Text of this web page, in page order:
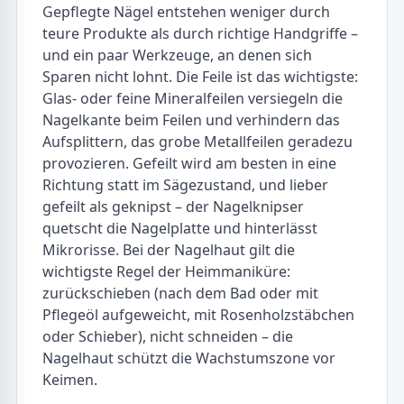
Gepflegte Nägel entstehen weniger durch
teure Produkte als durch richtige Handgriffe –
und ein paar Werkzeuge, an denen sich
Sparen nicht lohnt. Die Feile ist das wichtigste:
Glas- oder feine Mineralfeilen versiegeln die
Nagelkante beim Feilen und verhindern das
Aufsplittern, das grobe Metallfeilen geradezu
provozieren. Gefeilt wird am besten in eine
Richtung statt im Sägezustand, und lieber
gefeilt als geknipst – der Nagelknipser
quetscht die Nagelplatte und hinterlässt
Mikrorisse. Bei der Nagelhaut gilt die
wichtigste Regel der Heimmaniküre:
zurückschieben (nach dem Bad oder mit
Pflegeöl aufgeweicht, mit Rosenholzstäbchen
oder Schieber), nicht schneiden – die
Nagelhaut schützt die Wachstumszone vor
Keimen.